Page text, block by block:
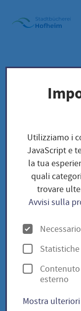
Home"
Biblioteca
Unser Saatgut:
Fruchtgemüse
Gargamel USA-
Gargamel
Utilizziamo i
JavaScript e
la tua
quali
trovare
Avvisi sulla
O
p
z
i
n
Necessario
Statistiche
Contenuto
esterno
Mostra